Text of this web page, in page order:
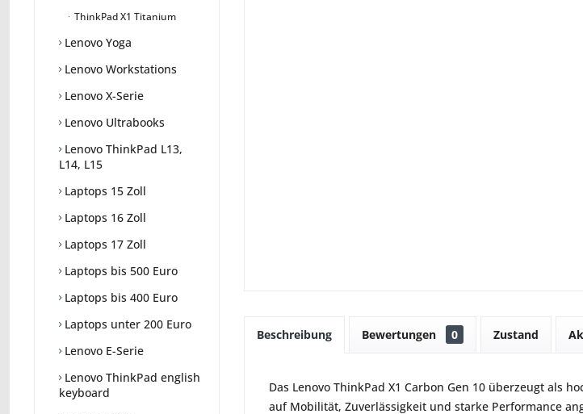
ThinkPad X1 Titanium
Lenovo Yoga
Lenovo Workstations
Lenovo X-Serie
Lenovo Ultrabooks
Lenovo ThinkPad L13,
L14, L15
Laptops 15 Zoll
Laptops 16 Zoll
Laptops 17 Zoll
Laptops bis 500 Euro
Laptops bis 400 Euro
Laptops unter 200 Euro
Lenovo E-Serie
Lenovo ThinkPad english
keyboard
Beschreibung Bewertungen 0 Zustand
Das Lenovo ThinkPad X1 Carbon Gen 10 überzeugt als
auf Mobilität, Zuverlässigkeit und starke Performance